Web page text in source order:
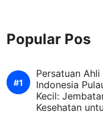
Popular Pos
Persatuan Ahli
Indonesia
Kecil:
Kesehatan